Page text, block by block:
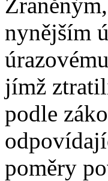
nynějším
jímž
podle
poměry